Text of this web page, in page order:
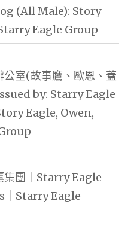
(All Male): Story
Eagle Group
室(故事鷹、歐恩、蓋
by: Starry Eagle
Eagle, Owen,
集團｜Starry Eagle
Starry Eagle